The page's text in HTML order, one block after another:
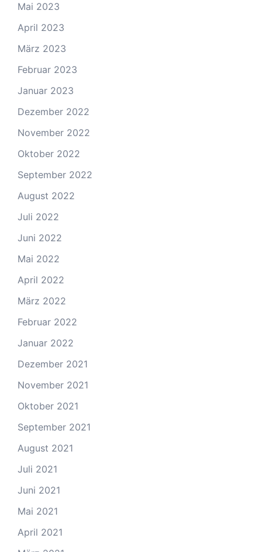
Mai 2023
April 2023
März 2023
Februar 2023
Januar 2023
Dezember 2022
November 2022
Oktober 2022
September 2022
August 2022
Juli 2022
Juni 2022
Mai 2022
April 2022
März 2022
Februar 2022
Januar 2022
Dezember 2021
November 2021
Oktober 2021
September 2021
August 2021
Juli 2021
Juni 2021
Mai 2021
April 2021